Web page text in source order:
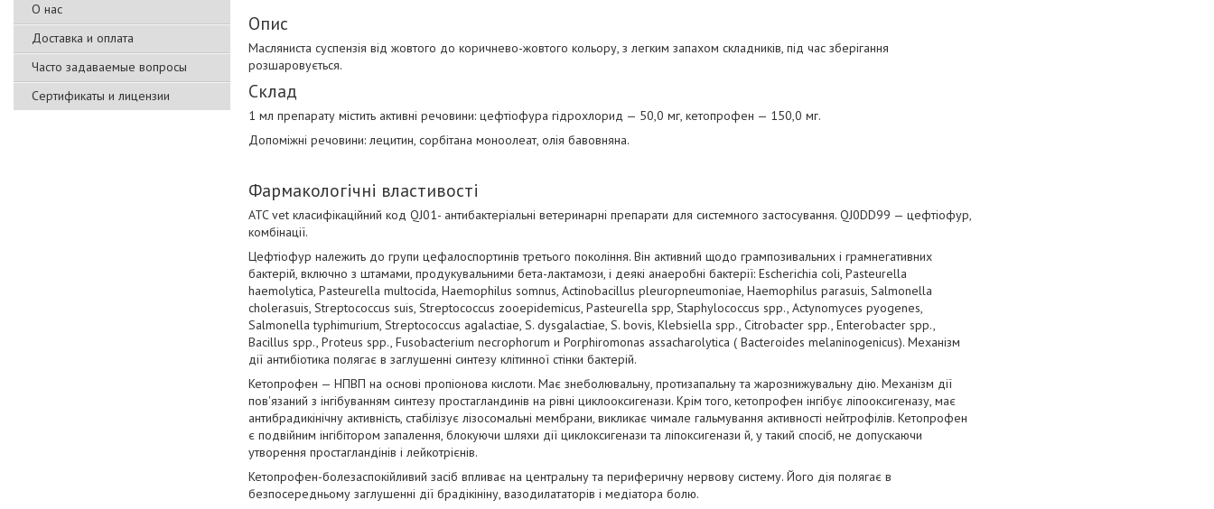
О нас
Доставка и оплата
Часто задаваемые вопросы
Сертификаты и лицензии
Опис
Масляниста суспензія від жовтого до коричнево-жовтого кольору, з легким запахом складників, під час зберігання
розшаровується.
Склад
1 мл препарату містить активні речовини: цефтіофура гідрохлорид — 50,0 мг, кетопрофен — 150,0 мг.
Допоміжні речовини: лецитин, сорбітана моноолеат, олія бавовняна.
Фармакологічні властивості
ATC vet класифікаційний код QJ01- антибактеріальні ветеринарні препарати для системного застосування. QJ0DD99 — цефтіофур,
комбінації.
Цефтіофур належить до групи цефалоспортинів третього покоління. Він активний щодо грампозивальних і грамнегативних
бактерій, включно з штамами, продукувальними бета-лактамози, і деякі анаеробні бактерії: Escherichia coli, Pasteurella
haemolytica, Pasteurella multocida, Haemophilus somnus, Actinobacillus pleuropneumoniae, Haemophilus parasuis, Salmonella
cholerasuis, Streptococcus suis, Streptococcus zooepidemicus, Pasteurella spp, Staphylococcus spp., Actynomyces pyogenes,
Salmonella typhimurium, Streptococcus agalactiae, S. dysgalactiae, S. bovis, Klebsiella spp., Citrobacter spp., Enterobacter spp.,
Bacillus spp., Proteus spp., Fusobacterium necrophorum и Porphiromonas assacharolytica ( Bacteroides melaninogenicus). Механізм
дії антибіотика полягає в заглушенні синтезу клітинної стінки бактерій.
Кетопрофен — НПВП на основі пропіонова кислоти. Має знеболювальну, протизапальну та жарознижувальну дію. Механізм дії
пов'язаний з інгібуванням синтезу простагландинів на рівні циклооксигенази. Крім того, кетопрофен інгібує ліпооксигеназу, має
антибрадикінічну активність, стабілізує лізосомальні мембрани, викликає чимале гальмування активності нейтрофілів. Кетопрофен
є подвійним інгібітором запалення, блокуючи шляхи дії циклоксигенази та ліпоксигенази й, у такий спосіб, не допускаючи
утворення простагландінів і лейкотрієнів.
Кетопрофен-болезаспокійливий засіб впливає на центральну та периферичну нервову систему. Його дія полягає в
безпосередньому заглушенні дії брадікініну, вазодилататорів і медіатора болю.